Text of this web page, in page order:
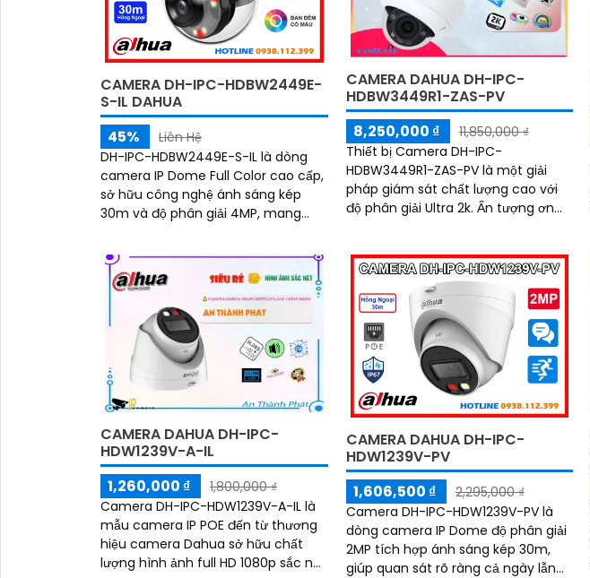
CAMERA DH-IPC-HDBW2449E-
S-IL DAHUA
45%
Liên Hệ
DH-IPC-HDBW2449E-S-IL là dòng
camera IP Dome Full Color cao cấp,
sở hữu công nghệ ánh sáng kép
30m và độ phân giải 4MP, mang
ngày lẫn đêm. Camera được tích
hợp micro ghi âm cùng tính năng
nhận diện người và phương tiện,
giúp giám sát an ninh hiệu quả
CAMERA DAHUA DH-IPC-
HDBW3449R1-ZAS-PV
8,250,000 ₫
11,850,000 ₫
Thiết bị Camera DH-IPC-
HDBW3449R1-ZAS-PV là một giải
pháp giám sát chất lượng cao với
độ phân giải Ultra 2k. Ấn tượng ơn
CAMERA DAHUA DH-IPC-
HDW1239V-A-IL
1,260,000 ₫
1,800,000 ₫
Camera DH-IPC-HDW1239V-A-IL là
mẫu camera IP POE đến từ thương
hiệu camera Dahua sở hữu chất
lượng hình ảnh full HD 1080p sắc nét
CAMERA DAHUA DH-IPC-
HDW1239V-PV
1,606,500 ₫
2,295,000 ₫
Camera DH-IPC-HDW1239V-PV là
dòng camera IP Dome độ phân giải
2MP tích hợp ánh sáng kép 30m,
giúp quan sát rõ ràng cả ngày lẫn